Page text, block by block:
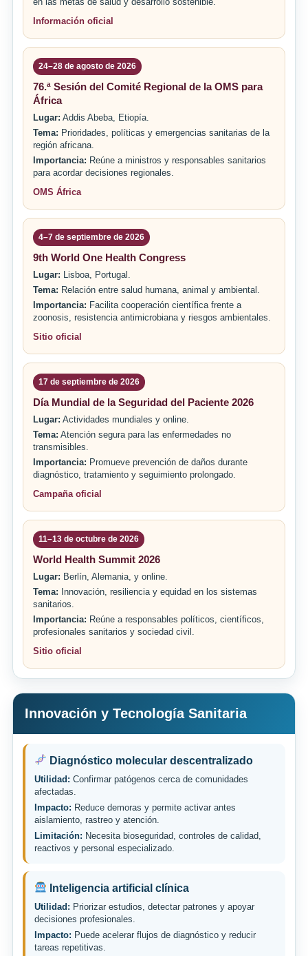
Información oficial
24–28 de agosto de 2026
76.ª Sesión del Comité Regional de la OMS para
África
Lugar: Addis Abeba, Etiopía.
Tema: Prioridades, políticas y emergencias sanitarias de la
región africana.
Importancia: Reúne a ministros y responsables sanitarios
para acordar decisiones regionales.
OMS África
4–7 de septiembre de 2026
9th World One Health Congress
Lugar: Lisboa, Portugal.
Tema: Relación entre salud humana, animal y ambiental.
Importancia: Facilita cooperación científica frente a
zoonosis, resistencia antimicrobiana y riesgos ambientales.
Sitio oficial
17 de septiembre de 2026
Día Mundial de la Seguridad del Paciente 2026
Lugar: Actividades mundiales y online.
Tema: Atención segura para las enfermedades no
transmisibles.
Importancia: Promueve prevención de daños durante
diagnóstico, tratamiento y seguimiento prolongado.
Campaña oficial
11–13 de octubre de 2026
World Health Summit 2026
Lugar: Berlín, Alemania, y online.
Tema: Innovación, resiliencia y equidad en los sistemas
sanitarios.
Importancia: Reúne a responsables políticos, científicos,
profesionales sanitarios y sociedad civil.
Sitio oficial
Innovación y Tecnología Sanitaria
Diagnóstico molecular descentralizado
Utilidad: Confirmar patógenos cerca de comunidades
afectadas.
Impacto: Reduce demoras y permite activar antes
aislamiento, rastreo y atención.
Limitación: Necesita bioseguridad, controles de calidad,
reactivos y personal especializado.
Inteligencia artificial clínica
Utilidad: Priorizar estudios, detectar patrones y apoyar
decisiones profesionales.
Impacto: Puede acelerar flujos de diagnóstico y reducir
tareas repetitivas.